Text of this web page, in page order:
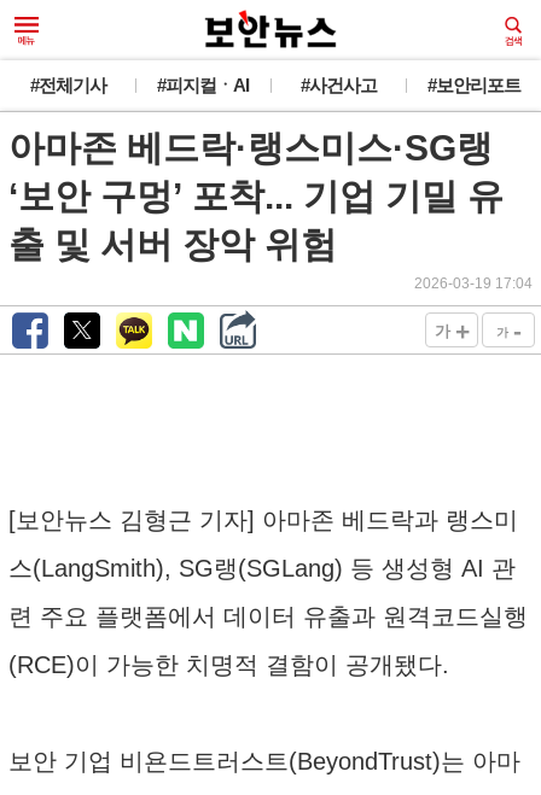
#전체기사 #피지컬ㆍAI #사건사고 #보안리포트
아마존 베드락·랭스미스·SG랭
‘보안 구멍’ 포착... 기업 기밀 유
출 및 서버 장악 위험
2026-03-19 17:04
가 + 가 -
[보안뉴스 김형근 기자] 아마존 베드락과 랭스미
스(LangSmith), SG랭(SGLang) 등 생성형 AI 관
련 주요 플랫폼에서 데이터 유출과 원격코드실행
(RCE)이 가능한 치명적 결함이 공개됐다.
보안 기업 비욘드트러스트(BeyondTrust)는 아마